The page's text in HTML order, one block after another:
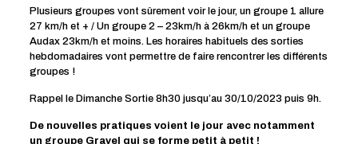
Plusieurs groupes vont sûrement voir le jour, un groupe 1 allure
27 km/h et + / Un groupe 2 – 23km/h à 26km/h et un groupe
Audax 23km/h et moins. Les horaires habituels des sorties
hebdomadaires vont permettre de faire rencontrer les différents
groupes !
Rappel le Dimanche Sortie 8h30 jusqu’au 30/10/2023 puis 9h.
De nouvelles pratiques voient le jour avec notamment
un groupe Gravel qui se forme petit à petit !